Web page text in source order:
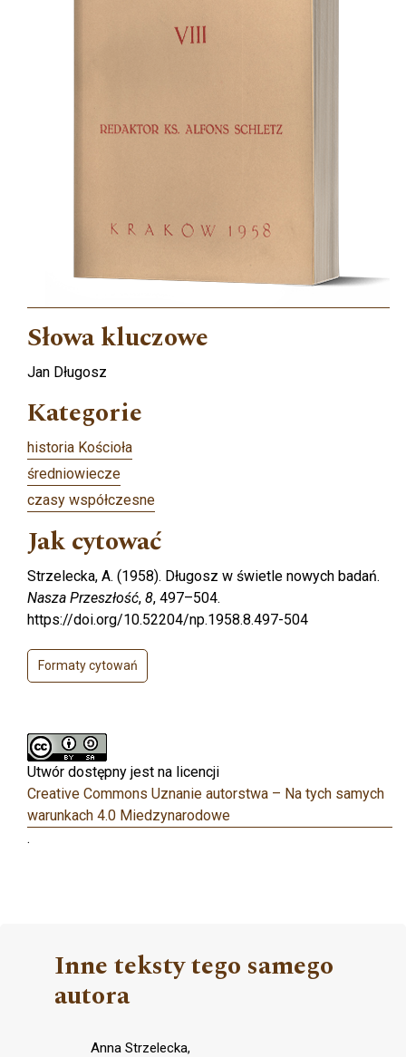
Słowa kluczowe
Jan Długosz
Kategorie
historia Kościoła
średniowiecze
czasy współczesne
Jak cytować
Strzelecka, A. (1958). Długosz w świetle nowych badań.
Nasza Przeszłość, 8, 497–504.
https://doi.org/10.52204/np.1958.8.497-504
Formaty cytowań
Utwór dostępny jest na licencji
Creative Commons Uznanie autorstwa – Na tych samych
warunkach 4.0 Miedzynarodowe
.
Inne teksty tego samego
autora
Anna Strzelecka,